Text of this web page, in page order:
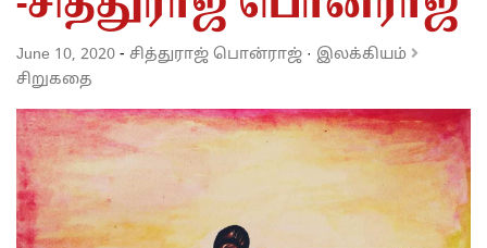
June 10, 2020 - சித்துராஜ் பொன்ராஜ் · இலக்கியம்
சிறுகதை